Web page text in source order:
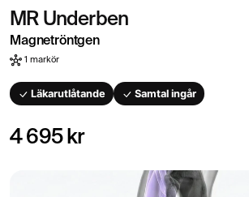
MR Underben
Magnetröntgen
1 markör
Läkarutlåtande Samtal ingår
4 695 kr